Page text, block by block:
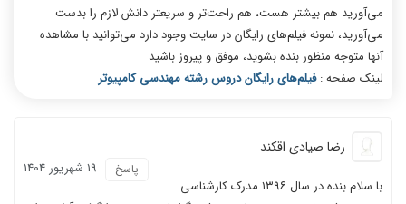
می‌آورید هم بیشتر هست، هم راحت‌‎تر و سریعتر دانش لازم را بدست
می‌آورید، نمونه فیلم‌های رایگان در سایت وجود دارد می‌توانید با مشاهده
آنها متوجه منظور بنده بشوید، موفق و پیروز باشید
لینک صفحه :فیلم‌های رایگان دروس رشته مهندسی کامپیوتر
رضا صیادی اقکند
19 شهریور 1404 پاسخ
با سلام بنده در سال ۱۳۹۶ مدرک کارشناسی